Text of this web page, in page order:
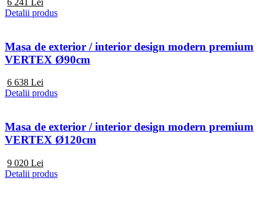
Detalii produs
Masa de exterior / interior design modern premium
VERTEX Ø90cm
6 638 Lei
Detalii produs
Masa de exterior / interior design modern premium
VERTEX Ø120cm
9 020 Lei
Detalii produs